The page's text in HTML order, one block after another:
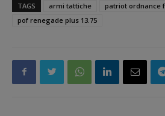
TAGS armi tattiche
patriot ordnance
pof renegade plus 13.75